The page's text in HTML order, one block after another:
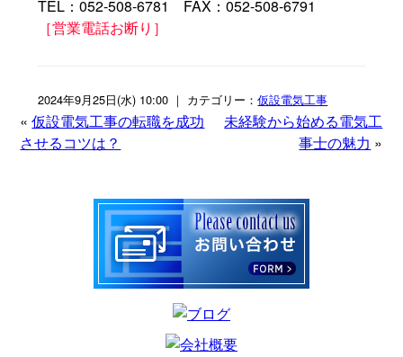
TEL：052-508-6781 FAX：052-508-6791
［営業電話お断り］
2024年9月25日(水) 10:00 ｜ カテゴリー：仮設電気工事
«仮設電気工事の転職を成功
させるコツは？
未経験から始める電気工
事士の魅力 »